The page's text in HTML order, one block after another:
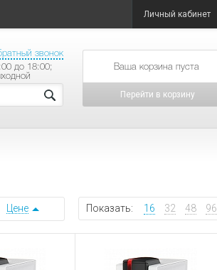
Личный кабинет
звонок
до 18:00;
товаров на сумму
Перейти в корзину
Показать: 16 32 48 96
Цене